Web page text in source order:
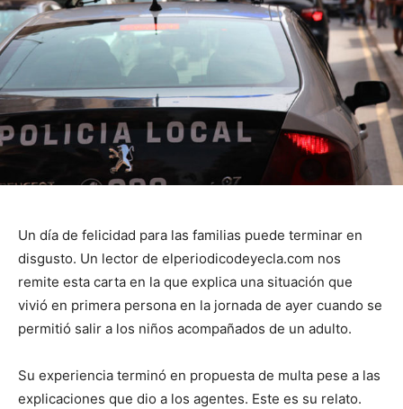
Un día de felicidad para las familias puede terminar en
disgusto. Un lector de elperiodicodeyecla.com nos
remite esta carta en la que explica una situación que
vivió en primera persona en la jornada de ayer cuando se
permitió salir a los niños acompañados de un adulto.
Su experiencia terminó en propuesta de multa pese a las
explicaciones que dio a los agentes. Este es su relato.